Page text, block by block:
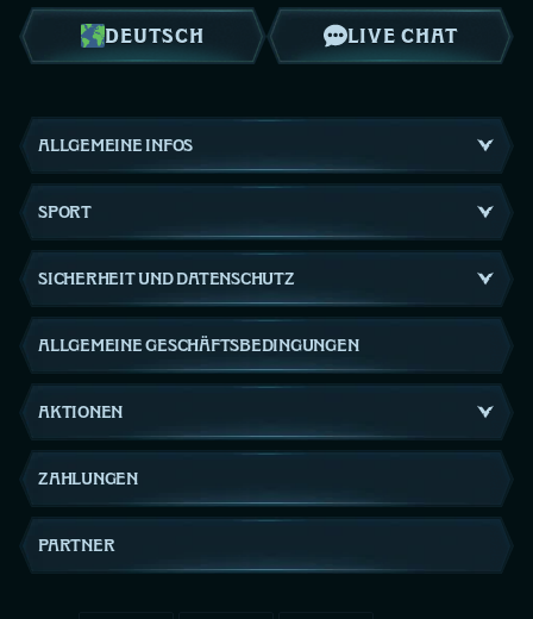
DEUTSCH LIVE CHAT
ALLGEMEINE INFOS
SPORT
SICHERHEIT UND DATENSCHUTZ
ALLGEMEINE GESCHÄFTSBEDINGUNGEN
AKTIONEN
ZAHLUNGEN
PARTNER